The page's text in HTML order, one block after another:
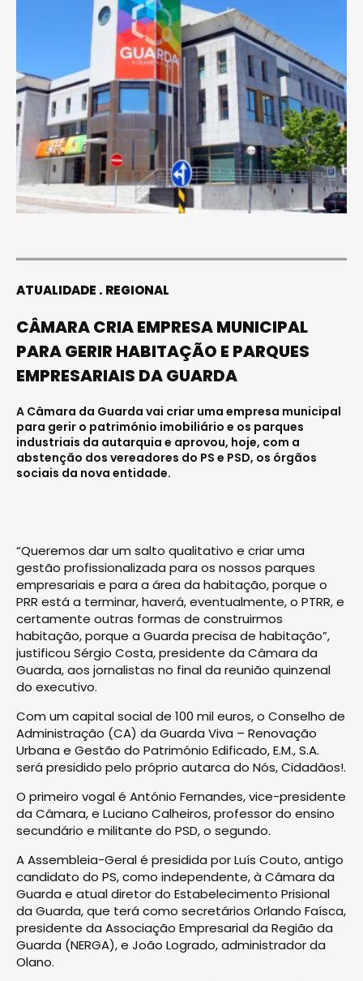
ATUALIDADE REGIONAL
CÂMARA CRIA EMPRESA MUNICIPAL
PARA GERIR HABITAÇÃO E PARQUES
EMPRESARIAIS DA GUARDA
A Câmara da Guarda vai criar uma empresa municipal
para gerir o património imobiliário e os parques
industriais da autarquia e aprovou, hoje, com a
abstenção dos vereadores do PS e PSD, os órgãos
sociais da nova entidade.
“Queremos dar um salto qualitativo e criar uma
gestão profissionalizada para os nossos parques
empresariais e para a área da habitação, porque o
PRR está a terminar, haverá, eventualmente, o PTRR, e
certamente outras formas de construirmos
habitação, porque a Guarda precisa de habitação”,
justificou Sérgio Costa, presidente da Câmara da
Guarda, aos jornalistas no final da reunião quinzenal
do executivo.
Com um capital social de 100 mil euros, o Conselho de
Administração (CA) da Guarda Viva – Renovação
Urbana e Gestão do Património Edificado, E.M., S.A.
será presidido pelo próprio autarca do Nós, Cidadãos!.
O primeiro vogal é António Fernandes, vice-presidente
da Câmara, e Luciano Calheiros, professor do ensino
secundário e militante do PSD, o segundo.
A Assembleia-Geral é presidida por Luís Couto, antigo
candidato do PS, como independente, à Câmara da
Guarda e atual diretor do Estabelecimento Prisional
da Guarda, que terá como secretários Orlando Faísca,
presidente da Associação Empresarial da Região da
Guarda (NERGA), e João Logrado, administrador da
Olano.